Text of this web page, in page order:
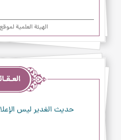
الهیئة العلمیة
حديث الغدير ليس